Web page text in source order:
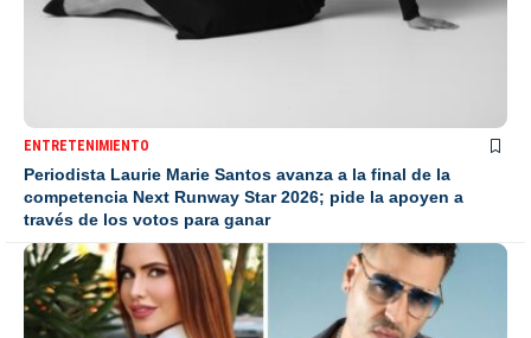
ENTRETENIMIENTO
Periodista Laurie Marie Santos avanza a la final de la
competencia Next Runway Star 2026; pide la apoyen a
través de los votos para ganar